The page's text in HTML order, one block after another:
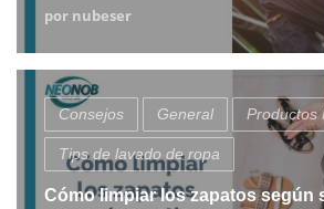
por nubeser
Consejos General Productos
Tips de lavado de ropa
Cómo limpiar los zapatos según